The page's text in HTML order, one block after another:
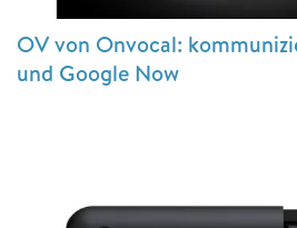
OV von Onvocal:
und Google Now